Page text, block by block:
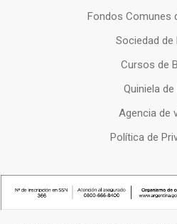
Fondos Comunes
Sociedad de
Cursos de
Quiniela de
Agencia de
Política de